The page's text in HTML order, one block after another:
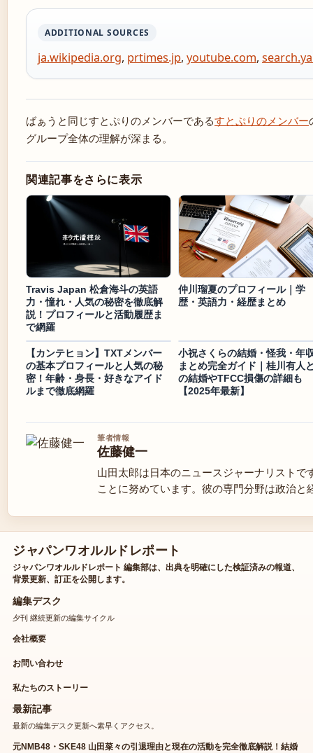
ADDITIONAL SOURCES
ja.wikipedia.org, prtimes.jp, youtube.com,
ばぁうと同じすとぷりのメンバーであるすとぷりのメンバー
グループ全体の理解が深まる。
関連記事をさらに表示
Travis Japan 松倉海斗の英語
力・憧れ・人気の秘密を徹底解
説！プロフィールと活動履歴ま
で網羅
仲川瑠夏のプロフィール｜学
歴・英語力・経歴まとめ
【カンテヒョン】TXTメンバー
の基本プロフィールと人気の秘
密！年齢・身長・好きなアイド
ルまで徹底網羅
小祝さくらの結婚・怪我・年
まとめ完全ガイド｜桂川有人
の結婚やTFCC損傷の詳細も
【2025年最新】
筆者情報
佐藤健一
山田太郎は日本のニュースジャーナリスト
ことに努めています。彼の専門分野は政治と
ジャパンワオルルドレポート
ジャパンワオルルドレポート 編集部は、出典を明確にした検証済みの報道、
背景更新、訂正を公開します。
編集デスク
夕刊 継続更新の編集サイクル
会社概要
お問い合わせ
私たちのストーリー
最新記事
最新の編集デスク更新へ素早くアクセス。
元NMB48・SKE48 山田菜々の引退理由と現在の活動を完全徹底解説！結婚